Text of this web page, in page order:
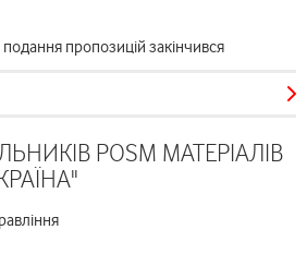
пропозицій закінчився
POSM МАТЕРІАЛІВ